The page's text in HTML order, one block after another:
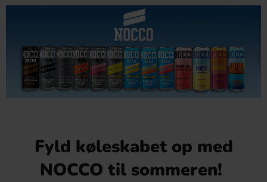
Fyld køleskabet op med
NOCCO til sommeren!